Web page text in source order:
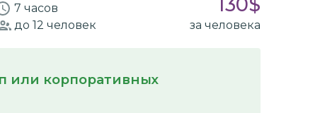
7 часов 130$
до 12 человек за человека
или корпоративных